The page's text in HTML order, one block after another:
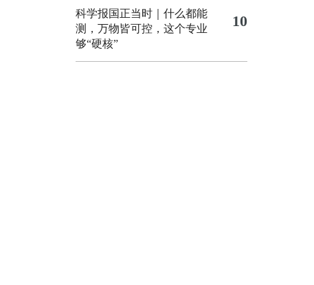
科学报国正当时｜什么都能
测，万物皆可控，这个专业
够“硬核”
10